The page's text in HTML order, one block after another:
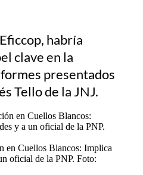
habría
clave en la
presentados
Tello de la JNJ.
en Cuellos Blancos: Implica
oficial de la PNP. Foto: